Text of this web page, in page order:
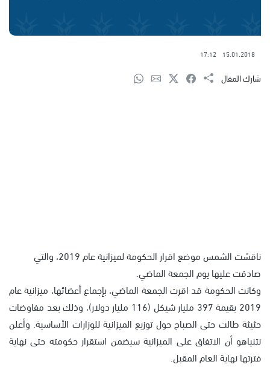
15.01.2018
17:12
شارك المقال
ناقشت الشمس موضع اقرار الحكومة لميزانية عام 2019، والتي
صادقت عليها يوم الجمعة الماضي.
وكانت الحكومة قد اقرت الجمعة الماضي، بإجماع أعضائها، ميزانية عام
2019 بقيمة 397 مليار شيكل (116 مليار دولار)، وذلك بعد مفاوضات
حثيثة طالت حتى الصباح حول توزيع الميزانية للوزارات الأساسية. وأعلن
نتنياهو أن الاتفاق على الميزانية سيضمن استقرار حكومته حتى نهاية
فترتها نهاية العام المقبل.